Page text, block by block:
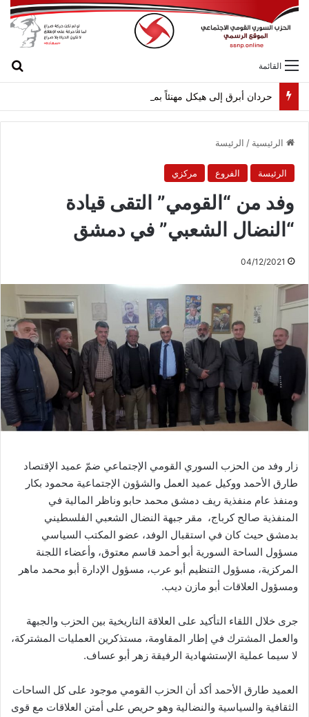
القائمة
حردان أبرق إلى هيكل مهنئاً بمناسبة عيد الجيش
الرئيسية / الرئيسة
الرئيسة الفروع مركزي
وفد من “القومي” التقى قيادة
“النضال الشعبي” في دمشق
04/12/2021
زار وفد من الحزب السوري القومي الإجتماعي ضمّ عميد الإقتصاد
طارق الأحمد ووكيل عميد العمل والشؤون الإجتماعية محمود بكار
ومنفذ عام منفذية ريف دمشق محمد حابو وناظر المالية في
المنفذية صالح كرباج، مقر جبهة النضال الشعبي الفلسطيني
بدمشق حيث كان في استقبال الوفد، عضو المكتب السياسي
مسؤول الساحة السورية أبو أحمد قاسم معتوق، وأعضاء اللجنة
المركزية، مسؤول التنظيم أبو عرب، مسؤول الإدارة أبو محمد ماهر
ومسؤول العلاقات أبو مازن ديب.
جرى خلال اللقاء التأكيد على العلاقة التاريخية بين الحزب والجبهة
والعمل المشترك في إطار المقاومة، مستذكرين العمليات المشتركة،
لا سيما عملية الإستشهادية الرفيقة زهر أبو عساف.
العميد طارق الأحمد أكد أن الحزب القومي موجود على كل الساحات
الثقافية والسياسية والنضالية وهو حريص على أمتن العلاقات مع قوى